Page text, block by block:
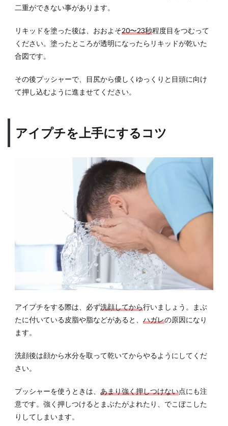
二重ができない事があります。
リキッドを塗った後は、おおよそ20〜23秒程度目をつむって
ください。塗ったところが透明になったらリキッドが乾いた
合図です。
その後プッシャーで、目尻から優しくゆっくりと目頭に向け
て押し込むように進ませてください。
アイプチを上手にするコツ
アイプチをする際は、必ず洗顔してから行いましょう。まぶ
たに付いている皮脂や脂などがあると、 ハガレの原因になり
ます。
洗顔後は顔から水分を取って乾いてからやるようにしてくだ
さい。
プッシャーを使うときは、 あまり強く押しつけない点にも注
意です。強く押しつけるとまぶたがよれたり、でこぼこした
りしてしまいます。